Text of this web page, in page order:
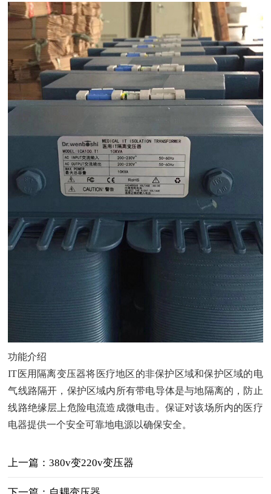
功能介绍
IT医用隔离变压器将医疗地区的非保护区域和保护区域的电
气线路隔开，保护区域内所有带电导体是与地隔离的，防止
线路绝缘层上危险电流造成微电击。保证对该场所内的医疗
电器提供一个安全可靠地电源以确保安全。
上一篇：380v变220v变压器